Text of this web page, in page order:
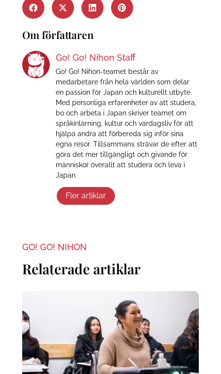
Om författaren
Go! Go! Nihon Staff
Go! Go! Nihon-teamet består av
medarbetare från hela världen som delar
en passion för Japan och kulturellt utbyte.
Med personliga erfarenheter av att studera,
bo och arbeta i Japan skriver teamet om
språkinlärning, kultur och vardagsliv för att
hjälpa andra att förbereda sig inför sina
egna resor. Tillsammans strävar de efter att
göra det mer tillgängligt och givande för
människor överallt att studera och leva i
Japan.
Fler artiklar
GO! GO! NIHON
Relaterade artiklar